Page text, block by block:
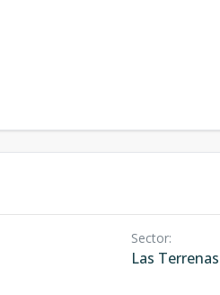
Sector:
Las Terrenas